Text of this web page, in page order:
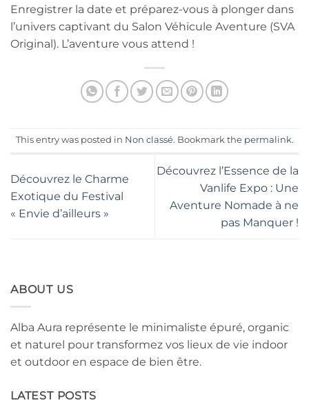
Enregistrer la date et préparez-vous à plonger dans
l’univers captivant du Salon Véhicule Aventure (SVA
Original). L’aventure vous attend !
This entry was posted in Non classé. Bookmark the permalink.
Découvrez le Charme
Exotique du Festival
« Envie d’ailleurs »
Découvrez l’Essence de la
Vanlife Expo : Une
Aventure Nomade à ne
pas Manquer !
ABOUT US
Alba Aura représente le minimaliste épuré, organic
et naturel pour transformez vos lieux de vie indoor
et outdoor en espace de bien être.
LATEST POSTS